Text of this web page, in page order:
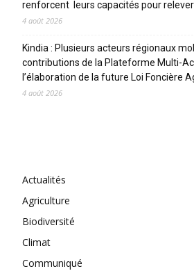
renforcent leurs capacités pour
4 août 2026
Kindia : Plusieurs acteurs régionaux
contributions de la Plateforme Multi-
l’élaboration de la future Loi Foncière
4 août 2026
Actualités
Agriculture
Biodiversité
Climat
Communiqué